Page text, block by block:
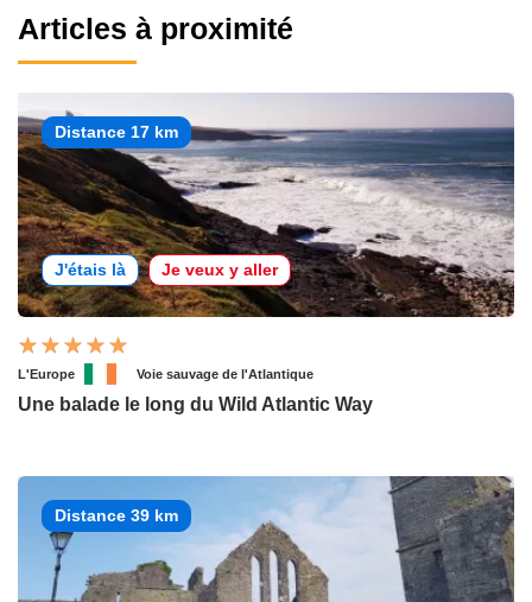
Articles à proximité
Distance 17 km
J'étais là Je veux y aller
L'Europe Voie sauvage de l'Atlantique
Une balade le long du Wild Atlantic Way
Distance 39 km